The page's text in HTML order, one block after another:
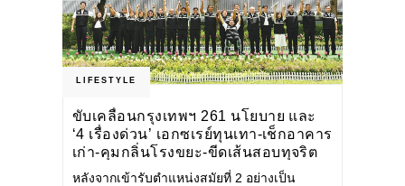
LIFESTYLE
ขับเคลื่อนกรุงเทพฯ 261 นโยบาย และ
‘4 เรื่องด่วน’ เอกซเรย์ทุนเทา-เช็กอาคาร
เก่า-คุมกลิ่นโรงขยะ-ขีดเส้นสอบทุจริต
หลังจากเข้ารับตำแหน่งสมัยที่ 2 อย่างเป็น